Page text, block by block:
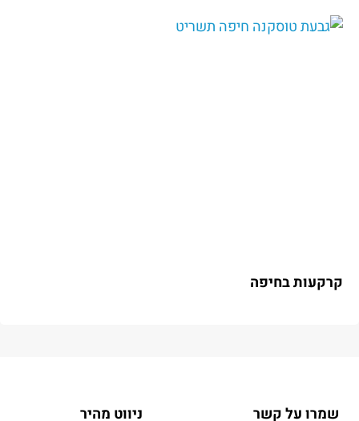
קרקעות בחיפה
שמרו על קשר ניווט מהיר